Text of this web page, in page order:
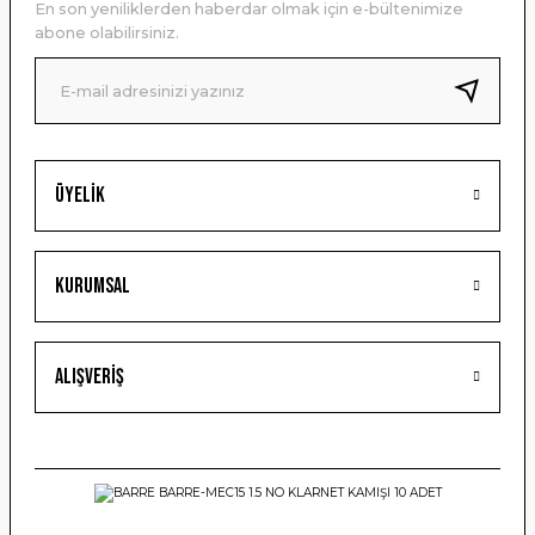
Ürün bilgilerinde hatalar bulunuyor.
Ürün fiyatı diğer sitelerden daha pahalı.
Bu ürüne benzer farklı alternatifler olmalı.
Gönder
Üyelik
Kurumsal
Alışveriş
En son yeniliklerden haberdar olmak için e-bültenimize
abone olabilirsiniz.